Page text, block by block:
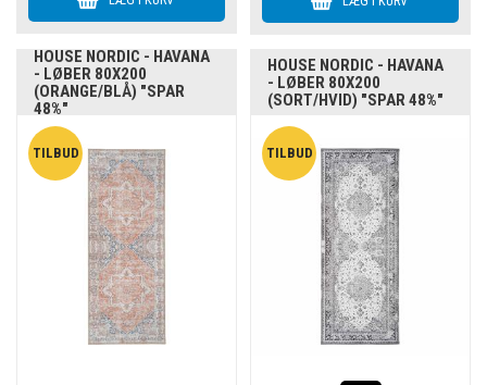
HOUSE NORDIC - HAVANA
- LØBER 80X200
(ORANGE/BLÅ) "SPAR
48%"
HOUSE NORDIC - HAVANA
- LØBER 80X200
(SORT/HVID) "SPAR 48%"